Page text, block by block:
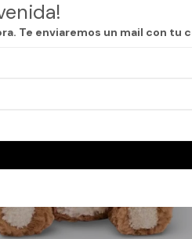
Te enviaremos un mail con tu